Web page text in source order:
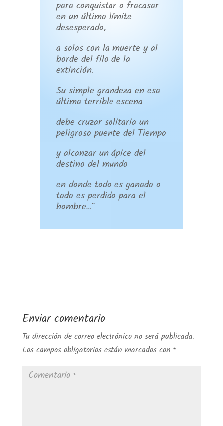
para conquistar o fracasar
en un último límite
desesperado,
a solas con la muerte y al
borde del filo de la
extinción.
Su simple grandeza en esa
última terrible escena
debe cruzar solitaria un
peligroso puente del Tiempo
y alcanzar un ápice del
destino del mundo
en donde todo es ganado o
todo es perdido para el
hombre…”
Enviar comentario
Tu dirección de correo electrónico no será publicada.
Los campos obligatorios están marcados con *